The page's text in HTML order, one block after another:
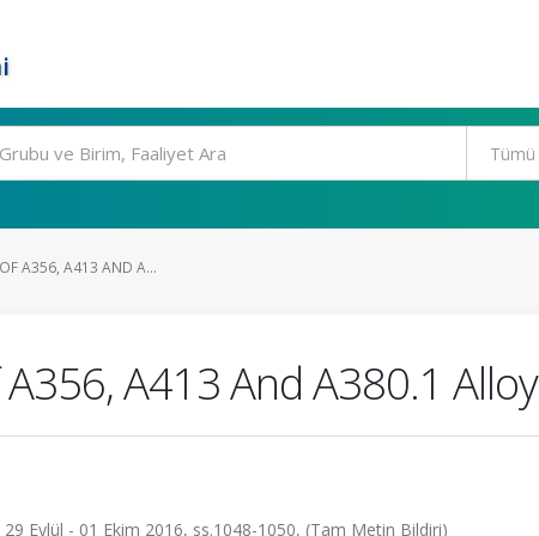
A356, A413 AND A...
A413 And A380.1 Alloy
Eylül - 01 Ekim 2016, ss.1048-1050, (Tam Metin Bildiri)